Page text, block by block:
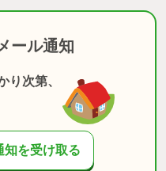
ール通知
り次第、
知を受け取る